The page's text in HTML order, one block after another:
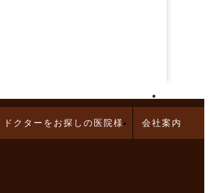
ドクターをお探しの医院様 会社案内